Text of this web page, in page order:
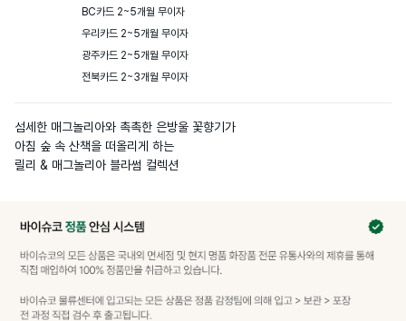
BC카드 2~5개월 무이자
우리카드 2~5개월 무이자
광주카드 2~5개월 무이자
전북카드 2~3개월 무이자
섬세한 매그놀리아와 촉촉한 은방울 꽃향기가
아침 숲 속 산책을 떠올리게 하는
릴리 & 매그놀리아 블라썸 컬렉션